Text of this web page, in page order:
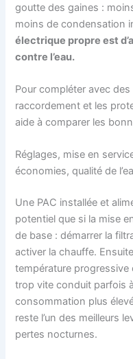
goutte des gaines :
moins de condensation
électrique propre est
contre l’eau.
Pour compléter avec
raccordement et les
aide à comparer les
Réglages, mise en
économies, qualité de
Une PAC installée et
potentiel que si la mise
de base : démarrer la
activer la chauffe.
température
trop vite conduit parfois
consommation plus
reste l’un des meilleurs
pertes nocturnes.